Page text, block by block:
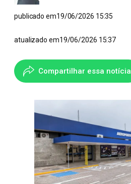
publicado em19/06/2026 15:35
atualizado em19/06/2026 15:37
Compartilhar essa notícia